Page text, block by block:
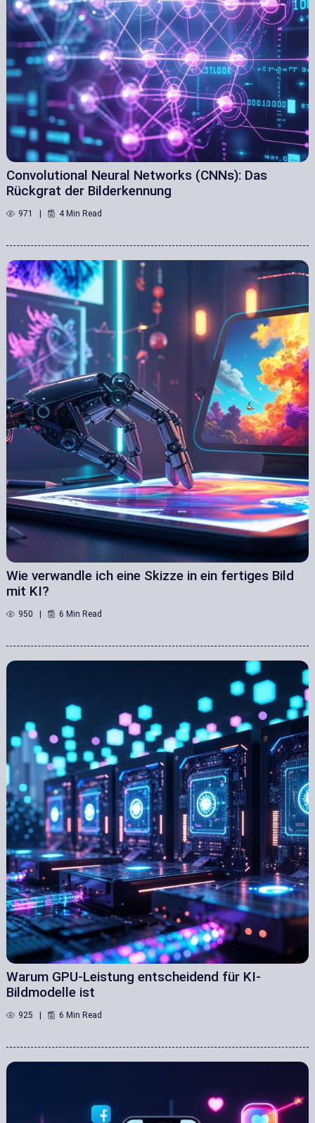
Convolutional Neural Networks (CNNs): Das
Rückgrat der Bilderkennung
971 4 Min Read
Wie verwandle ich eine Skizze in ein fertiges Bild
mit KI?
950 6 Min Read
Warum GPU-Leistung entscheidend für KI-
Bildmodelle ist
925 6 Min Read